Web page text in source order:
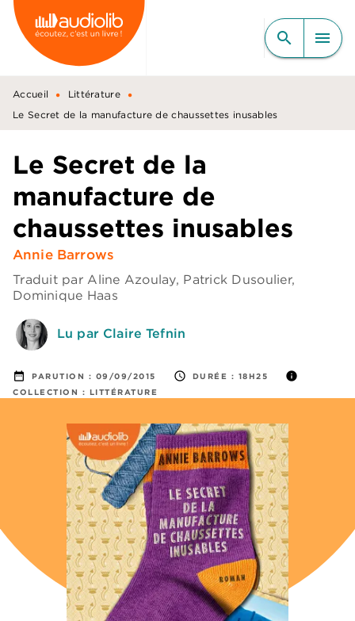
MENU RECHERCHE
CONTENU
PIED DE PAGE
search menu
Accueil • Littérature •
Le Secret de la manufacture de chaussettes inusables
Le Secret de la
manufacture de
chaussettes inusables
Annie Barrows
Traduit parAline Azoulay, Patrick Dusoulier,
Dominique Haas
Lu par Claire Tefnin
date_range PARUTION : 09/09/2015 access_time DURÉE : 18H25 info
COLLECTION : LITTÉRATURE